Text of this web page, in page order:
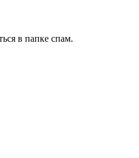
в папке спам.